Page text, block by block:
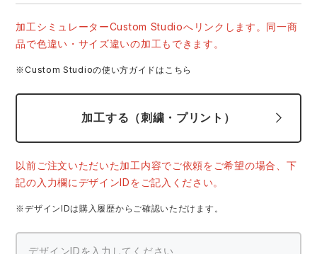
ニット
ファン付きウェア
弘進ゴム 藤井電工
福山ゴム工業 ビッグボーン商事株式会社
加工シミュレーターCustom Studioへリンクします。同一商
品で色違い・サイズ違いの加工もできます。
※Custom Studioの使い方ガイドはこちら
加工する（刺繍・プリント）
以前ご注文いただいた加工内容でご依頼をご希望の場合、下
記の入力欄にデザインIDをご記入ください。
※デザインIDは購入履歴からご確認いただけます。